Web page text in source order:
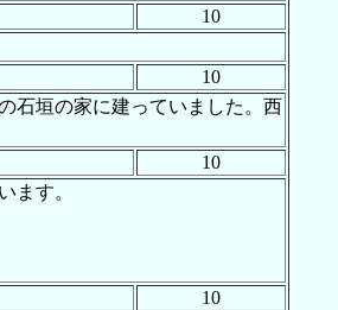
10
10
石垣の家に建っていました。西
10
ます。
10